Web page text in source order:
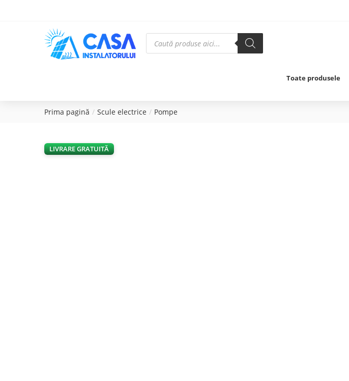
Toate produsele
Prima pagină Scule electrice Pompe
LIVRARE GRATUITĂ